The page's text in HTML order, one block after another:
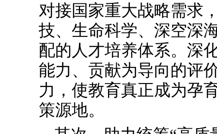
对接国家重大战略需求
技、生命科学、深空深
配的人才培养体系。深
能力、贡献为导向的评
力，使教育真正成为孕
策源地。